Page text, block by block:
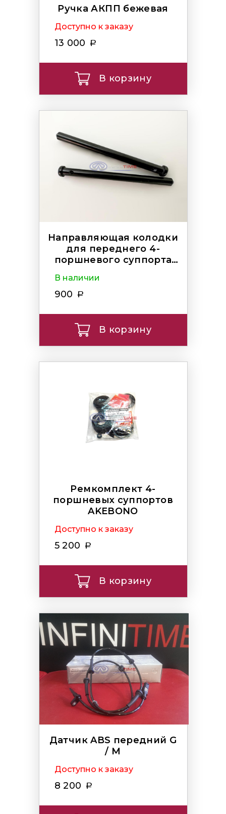
Ручка АКПП бежевая
Доступно к заказу
13 000
В корзину
Направляющая колодки
для переднего 4-
поршневого суппорта
В наличии
900
В корзину
Ремкомплект 4-
поршневых суппортов
AKEBONO
Доступно к заказу
5 200
В корзину
Датчик ABS передний G
/ M
Доступно к заказу
8 200